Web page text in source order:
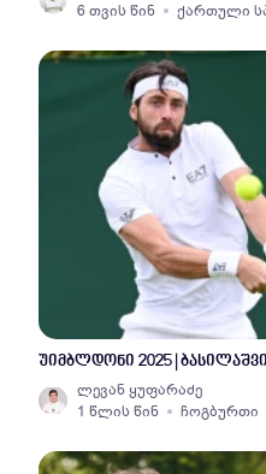
6 თვის წინ
ქართული
უიმბლდონი 2025 |
ლევან ყუფარაძე
1 წლის წინ
ჩოგბურთი